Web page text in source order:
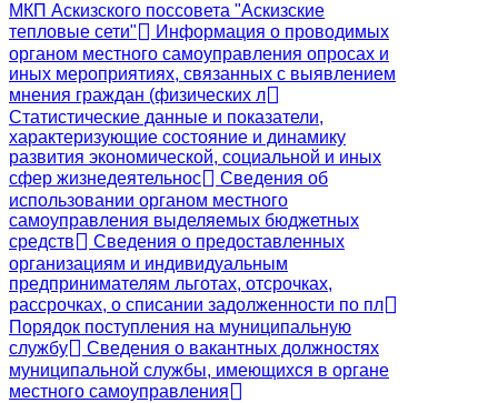
МКП Аскизского поссовета "Аскизские
тепловые сети"
Информация о проводимых
органом местного самоуправления опросах и
иных мероприятиях, связанных с выявлением
мнения граждан (физических л
Статистические данные и показатели,
характеризующие состояние и динамику
развития экономической, социальной и иных
сфер жизнедеятельнос
Сведения об
использовании органом местного
самоуправления выделяемых бюджетных
средств
Сведения о предоставленных
организациям и индивидуальным
предпринимателям льготах, отсрочках,
рассрочках, о списании задолженности по пл
Порядок поступления на муниципальную
службу
Сведения о вакантных должностях
муниципальной службы, имеющихся в органе
местного самоуправления